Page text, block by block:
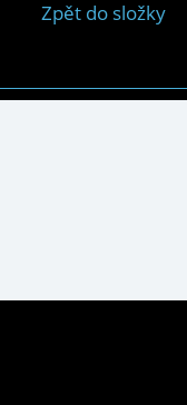
Zpět do složky